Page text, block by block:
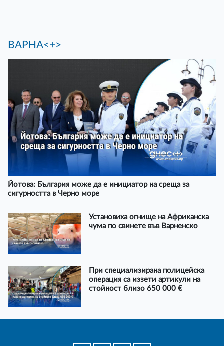
ВАРНА<+>
Йотова: България може да е инициатор на среща за
сигурността в Черно море
Установиха огнище на Африканска
чума по свинете във Варненско
При специализирана полицейска
операция са иззети артикули на
стойност близо 650 000 €